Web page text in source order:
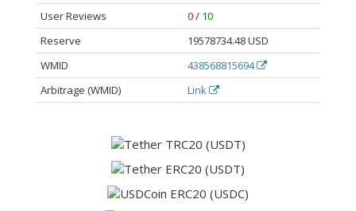
User Reviews 0/ 10
Reserve
19578734.48 USD
WMID
438568815694
Arbitrage (WMID)
Link